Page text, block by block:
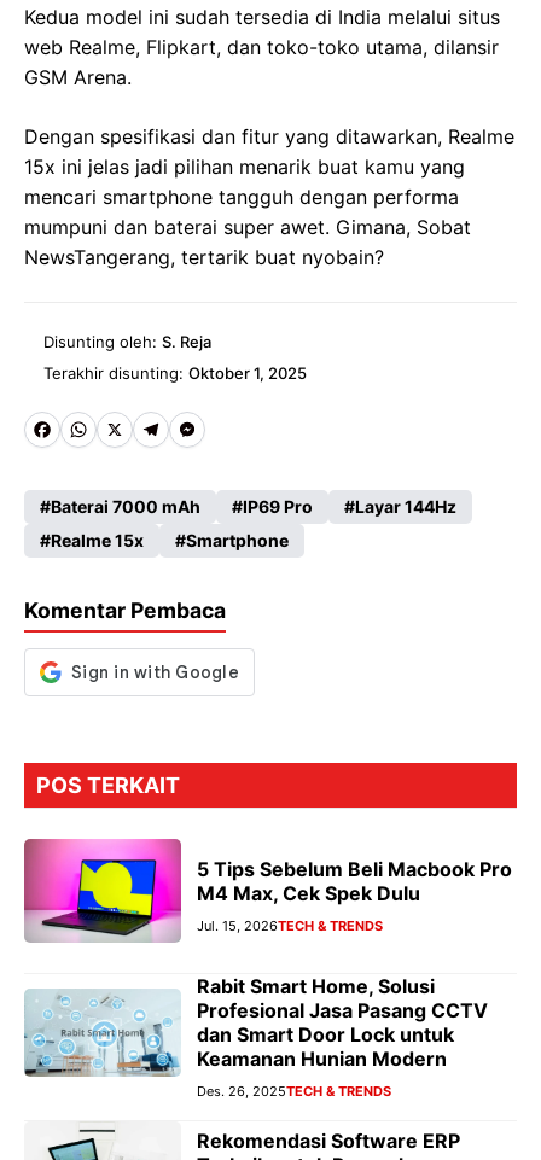
Kedua model ini sudah tersedia di India melalui situs
web Realme, Flipkart, dan toko-toko utama, dilansir
GSM Arena.
Dengan spesifikasi dan fitur yang ditawarkan, Realme
15x ini jelas jadi pilihan menarik buat kamu yang
mencari smartphone tangguh dengan performa
mumpuni dan baterai super awet. Gimana, Sobat
NewsTangerang, tertarik buat nyobain?
Disunting oleh: S. Reja
Terakhir disunting: Oktober 1, 2025
Fa
b
o
k
W
ts
A
p
X
Te
gr
a
M
se
n
er
Baterai 7000 mAh IP69 Pro
Layar 144Hz
Realme 15x
Smartphone
Komentar Pembaca
POS TERKAIT
5 Tips Sebelum Beli Macbook Pro
M4 Max, Cek Spek Dulu
Jul. 15, 2026TECH & TRENDS
Rabit Smart Home, Solusi
Profesional Jasa Pasang CCTV
dan Smart Door Lock untuk
Keamanan Hunian Modern
Des. 26, 2025TECH & TRENDS
Rekomendasi Software ERP